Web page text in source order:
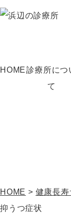
HOME診療所につ
て
HOME > 健康長寿
抑うつ症状